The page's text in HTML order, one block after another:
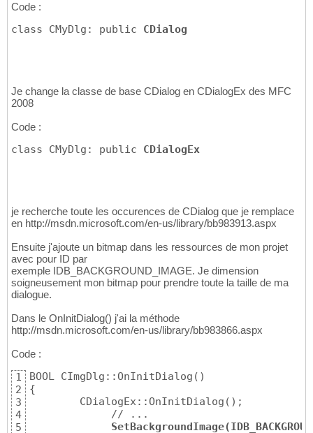
Code :
class CMyDlg: public CDialog
Je change la classe de base CDialog en CDialogEx des MFC
2008
Code :
class CMyDlg: public CDialogEx
je recherche toute les occurences de CDialog que je remplace
en http://msdn.microsoft.com/en-us/library/bb983913.aspx
Ensuite j'ajoute un bitmap dans les ressources de mon projet
avec pour ID par
exemple IDB_BACKGROUND_IMAGE. Je dimension
soigneusement mon bitmap pour prendre toute la taille de ma
dialogue.
Dans le OnInitDialog() j'ai la méthode
http://msdn.microsoft.com/en-us/library/bb983866.aspx
Code :
1
2
3
4
5
BOOL CImgDlg::OnInitDialog()
{
             // ...